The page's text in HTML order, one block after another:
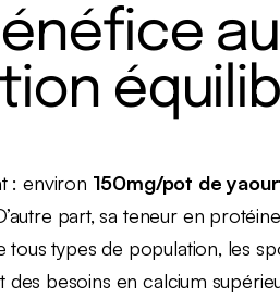
: environ 150mg/pot de
part, sa teneur en
tous types de population, les
besoins en calcium